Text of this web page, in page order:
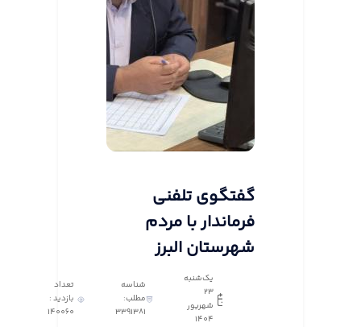
گفتگوی تلفنی
فرماندار با مردم
شهرستان البرز
یک‌شنبه
23
شهریور
1404
شناسه
مطلب:
3391381
تعداد
بازدید :
140060